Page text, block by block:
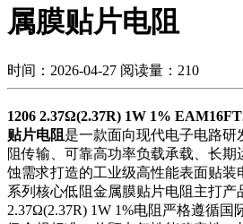
属膜贴片电阻
时间：2026-04-27 阅读量：210
1206 2.37Ω(2.37R) 1W 1%
贴片电阻 是一款面向现代电子电路研
阻传输、可靠高功率负载承载、长
蚀需求打造的工业级高性能表面贴
系列核心低阻金属膜贴片电阻主打产
2.37Ω(2.37R) 1W 1%电阻严格遵循